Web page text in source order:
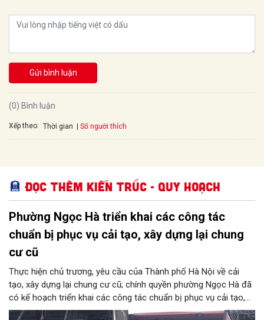
Gửi bình luận
(0) Bình luận
Xếp theo: Thời gian Số người thích
Đọc thêm Kiến trúc - Quy hoạch
Phường Ngọc Hà triển khai các công tác
chuẩn bị phục vụ cải tạo, xây dựng lại chung
cư cũ
Thực hiện chủ trương, yêu cầu của Thành phố Hà Nội về cải
tạo, xây dựng lại chung cư cũ; chính quyền phường Ngọc Hà đã
có kế hoạch triển khai các công tác chuẩn bị phục vụ cải tạo,
xây dựng lại chung cư cũ trên địa bàn phường.